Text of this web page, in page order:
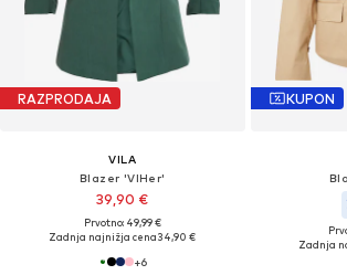
RAZPRODAJA
VILA
Blazer 'VIHer'
39,90 €
Prvotno: 49,99 €
Zadnja najnižja cena34,90 €
+6
KUPON
Zadnja